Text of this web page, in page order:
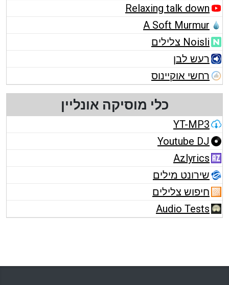
Relaxing talk down
A Soft Murmur
Noisli צלילים
רעש לבן
רחשי אוקיינוס
כלי מוסיקה אונליין
YT-MP3
Youtube DJ
Azlyrics
שירונט מילים
חיפוש צלילים
Audio Tests